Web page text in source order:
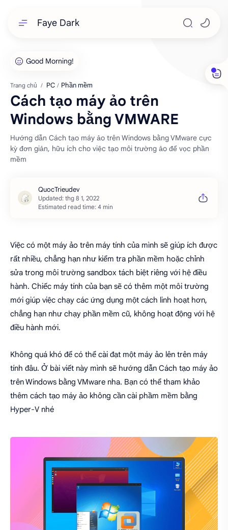
Faye Dark
Trang chủ PC Phần mềm
Cách tạo máy ảo trên
Windows bằng VMWARE
Hướng dẫn Cách tạo máy ảo trên Windows bằng VMware cực
kỳ đơn giản, hữu ích cho việc tạo môi trường ảo để vọc phần
mềm
Estimated read time: 4 min
Việc có một máy ảo trên máy tính của mình sẽ giúp ích được
rất nhiều, chẳng hạn như kiểm tra phần mềm hoặc chỉnh
sửa trong môi trường sandbox tách biệt riêng với hệ điều
hành. Chiếc máy tính của bạn sẽ có thêm một môi trường
mới giúp việc chạy các ứng dụng một cách linh hoạt hơn,
chẳng hạn như chạy phần mềm cũ, không hoạt động với hệ
điều hành mới.
Không quá khó để có thể cài đạt một máy ảo lên trên máy
tính đâu. Ở bài viết này mình sẽ hướng dẫn Cách tạo máy ảo
trên Windows bằng VMware nha. Bạn có thể tham khảo
thêm cách tạo máy ảo không cần cài phầm mềm bằng
Hyper-V nhé